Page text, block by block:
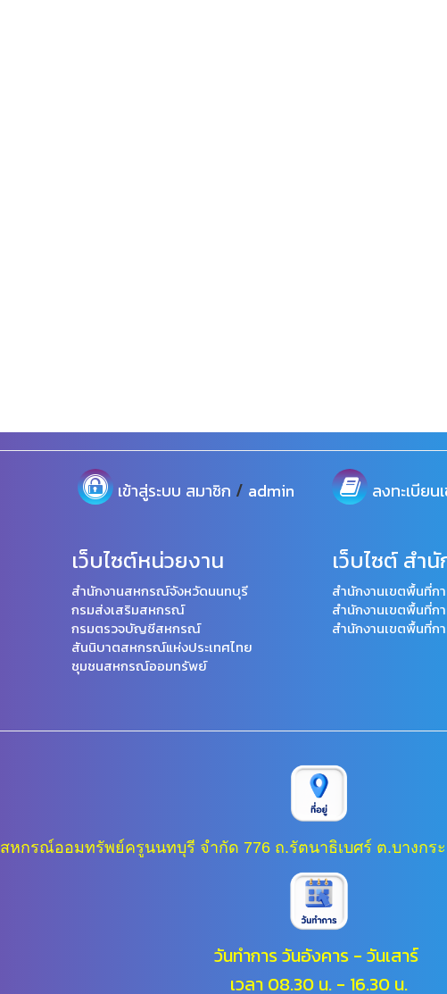
เข้าสู่ระบบ สมาชิก / admin ลงทะเบียน
เว็บไซต์หน่วยงาน
สำนักงานสหกรณ์จังหวัดนนทบุรี
กรมส่งเสริมสหกรณ์
กรมตรวจบัญชีสหกรณ์
สันนิบาตสหกรณ์แห่งประเทศไทย
ชุมชนสหกรณ์ออมทรัพย์
เว็บไซต์ สำ
สำนักงานเขตพื้นที่ก
สำนักงานเขตพื้นที่ก
สำนักงานเขตพื้นที่ก
สหกรณ์ออมทรัพย์ครูนนทบุรี จำกัด 776 ถ.รัตนาธิเบศร์ ต.บางกร
วันทำการ วันอังคาร - วันเสาร์
เวลา 08.30 น. - 16.30 น.